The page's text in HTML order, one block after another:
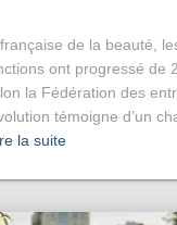
de la beauté,
ont progressé de
la Fédération des
témoigne d’un
la suite